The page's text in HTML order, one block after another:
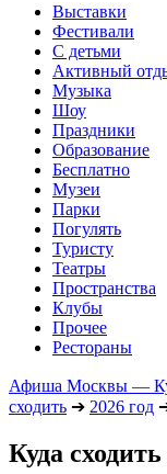
Выставки
Фестивали
С детьми
Активный
Музыка
Шоу
Праздники
Образование
Бесплатно
Музеи
Парки
Погулять
Туристу
Театры
Пространства
Клубы
Прочее
Рестораны
Афиша Москвы —
сходить ➔ 2026 год
Куда